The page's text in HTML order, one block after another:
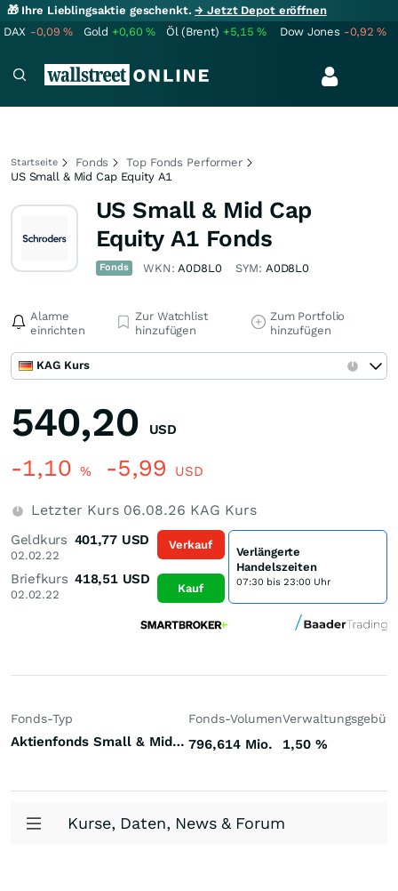
🎁 Ihre Lieblingsaktie geschenkt.→ Jetzt Depot eröffnen
DAX -0,09% Gold +0,60% Öl (Brent) +5,15% Dow Jones -0,92%
Startseite Fonds
Top Fonds Performer
US Small & Mid Cap Equity A1
US Small & Mid Cap
Equity A1 Fonds
Fonds WKN:A0D8L0 SYM: A0D8L0
Alarme
einrichten
Zur Watchlist
hinzufügen
Zum Portfolio
hinzufügen
KAG Kurs
540,20 USD
-1,10 % -5,99 USD
Letzter Kurs 06.08.26 KAG Kurs
Geldkurs
02.02.22
401,77 USD
Briefkurs
02.02.22
418,51 USD
Verkauf
Kauf
Verlängerte
Handelszeiten
07:30 bis 23:00 Uhr
Fonds-Typ
Aktienfonds Small & Mid Cap USA
Fonds-Volumen
796,614 Mio. 1,50 %
Kurse, Daten, News & Forum